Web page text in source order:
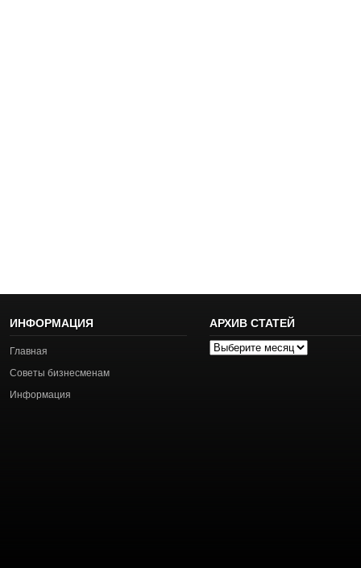
ИНФОРМАЦИЯ
Главная
Советы бизнесменам
Информация
АРХИВ СТАТЕЙ
Архив